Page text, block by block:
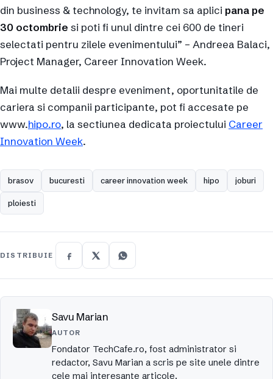
din business & technology, te invitam sa aplici pana pe
30 octombrie si poti fi unul dintre cei 600 de tineri
selectati pentru zilele evenimentului” – Andreea Balaci,
Project Manager, Career Innovation Week.
Mai multe detalii despre eveniment, oportunitatile de
cariera si companii participante, pot fi accesate pe
www.hipo.ro, la sectiunea dedicata proiectului Career
Innovation Week.
brasov bucuresti career innovation week hipo joburi
ploiesti
DISTRIBUIE
Savu Marian
AUTOR
Fondator TechCafe.ro, fost administrator si
redactor, Savu Marian a scris pe site unele dintre
cele mai interesante articole.